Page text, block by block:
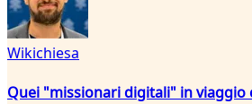
Wikichiesa
Quei "missionari digitali" in viaggio